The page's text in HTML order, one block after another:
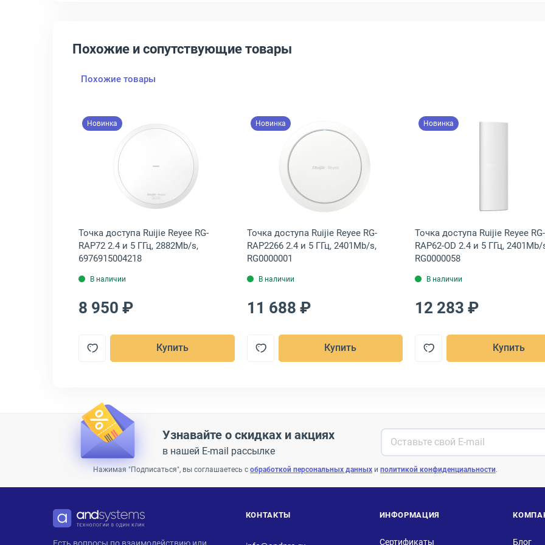
Похожие и сопутствующие товары
Похожие товары
M2 2.4 ГГц, 150Mb/s, NSM2
товар: Точка доступа TP-Link CPE610 5 ГГц, 300Mb/s, CPE610
Новинка
Открыть товар: Точка доступа Ruijie Reyee RG-RAP72 2.4 и 5 ГГц, 2882Mb/s, 6976915004218
Точка доступа Ruijie Reyee RG-
RAP72 2.4 и 5 ГГц, 2882Mb/s,
6976915004218
В наличии
8 950 ₽
Купить
Новинка
Открыть товар: Точка доступа Ruijie Reyee RG-
Точка доступа Ruijie Reyee RG-
RAP2266 2.4 и 5 ГГц, 2401Mb/s,
RG0000001
В наличии
11 688 ₽
Купить
Новинка
Точка доступа Ruijie Reyee RG-
RAP62-OD 2.4 и 5 ГГц, 2401Mb/
RG0000058
В наличии
12 283 ₽
Купить
Узнавайте о скидках и акциях
в нашей E-mail рассылке
Нажимая "Подписаться", вы соглашаетесь с обработкой персональных данных и политикой конфиденциальности.
ANDPRO
Есть вопросы по взаимодействию или
КОНТАКТЫ ИНФОРМАЦИЯ
Сертификаты Блог